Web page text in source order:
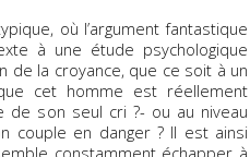
où l’argument fantastique
à une étude psychologique
de la croyance, que ce soit à un
cet homme est réellement
de son seul cri ?- ou au niveau
couple en danger ? Il est ainsi